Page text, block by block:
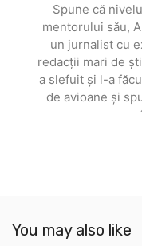
Spune că
mentorului său,
un jurnalist cu
redacții mari de
a slefuit și l-a
de avioane și
You may also like